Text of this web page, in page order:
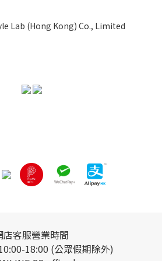
Lab (Hong Kong) Co., Limited
店客服營業時間
18:00 (公眾假期除外)